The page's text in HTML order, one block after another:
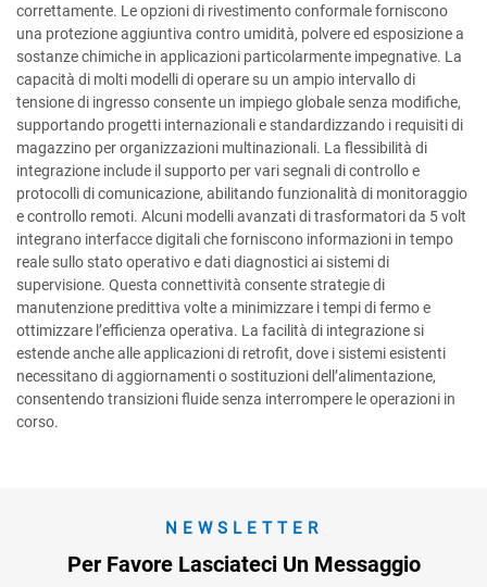
correttamente. Le opzioni di rivestimento conformale forniscono
una protezione aggiuntiva contro umidità, polvere ed esposizione a
sostanze chimiche in applicazioni particolarmente impegnative. La
capacità di molti modelli di operare su un ampio intervallo di
tensione di ingresso consente un impiego globale senza modifiche,
supportando progetti internazionali e standardizzando i requisiti di
magazzino per organizzazioni multinazionali. La flessibilità di
integrazione include il supporto per vari segnali di controllo e
protocolli di comunicazione, abilitando funzionalità di monitoraggio
e controllo remoti. Alcuni modelli avanzati di trasformatori da 5 volt
integrano interfacce digitali che forniscono informazioni in tempo
reale sullo stato operativo e dati diagnostici ai sistemi di
supervisione. Questa connettività consente strategie di
manutenzione predittiva volte a minimizzare i tempi di fermo e
ottimizzare l’efficienza operativa. La facilità di integrazione si
estende anche alle applicazioni di retrofit, dove i sistemi esistenti
necessitano di aggiornamenti o sostituzioni dell’alimentazione,
consentendo transizioni fluide senza interrompere le operazioni in
corso.
NEWSLETTER
Per Favore Lasciateci Un Messaggio